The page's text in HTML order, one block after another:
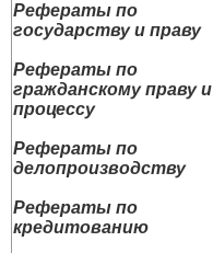
Рефераты по
государству и праву
Рефераты по
гражданскому праву и
процессу
Рефераты по
делопроизводству
Рефераты по
кредитованию